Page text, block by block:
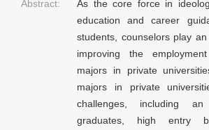
Abstract:
As the core force in
education and career
students, counselors play
improving the
majors in private
majors in private
challenges, including
graduates, high entry